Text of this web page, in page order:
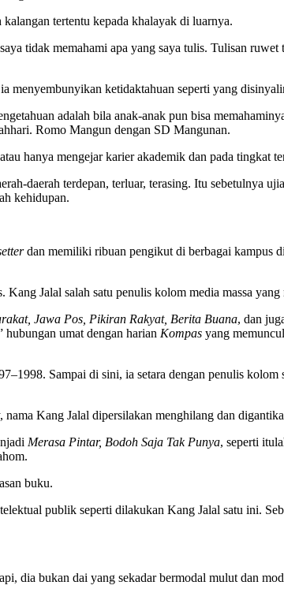
tertentu kepada khalayak di luarnya.
tidak memahami apa yang saya tulis. Tulisan ruwet
menyembunyikan ketidaktahuan seperti yang
adalah bila anak-anak pun bisa
Romo Mangun dengan SD Mangunan.
hanya mengejar karier akademik dan pada tingkat
daerah terdepan, terluar, terasing. Itu sebetulnya
kehidupan.
dan memiliki ribuan pengikut di berbagai kampus
Jalal salah satu penulis kolom media massa
Jawa Pos, Pikiran Rakyat, Berita Buana, dan
umat dengan harian Kompas yang
Sampai di sini, ia setara dengan penulis
, nama Kang Jalal dipersilakan menghilang dan
Merasa Pintar, Bodoh Saja Tak Punya, seperti
buku.
publik seperti dilakukan Kang Jalal satu ini.
dia bukan dai yang sekadar bermodal mulut dan